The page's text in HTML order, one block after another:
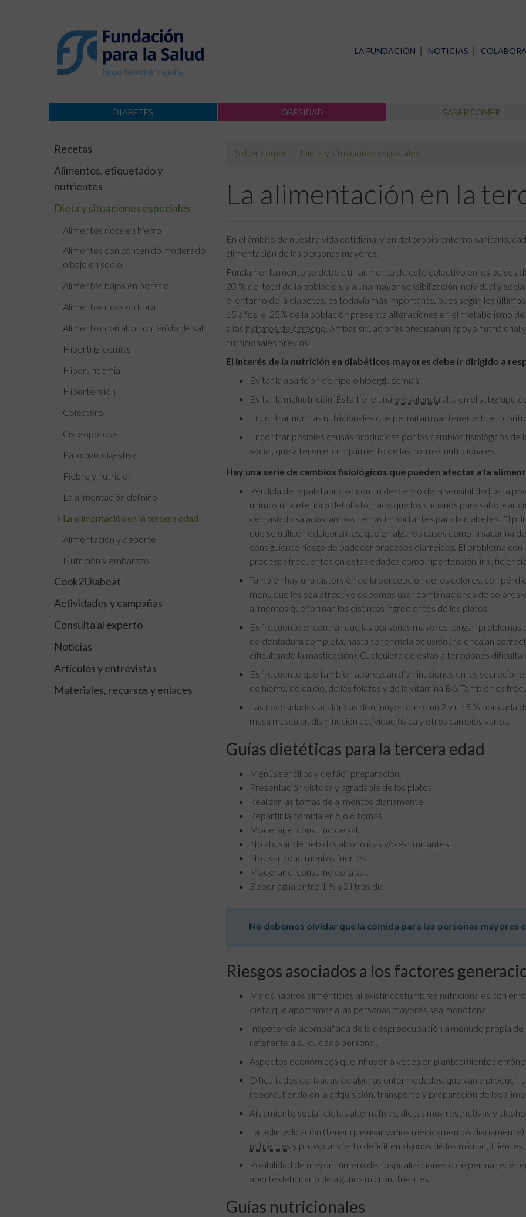
LA FUNDACIÓN NOTICIAS
DIABETES OBESIDAD SABER COMER
Recetas
Alimentos, etiquetado y
nutrientes
Dieta y situaciones especiales
Alimentos ricos en hierro
Alimentos con contenido moderado
o bajo en sodio
Alimentos bajos en potasio
Alimentos ricos en fibra
Alimentos con alto contenido de sal
Hipertriglicemias
Hiperuricemia
Hipertensión
Colesterol
Osteoporosis
Patología digestiva
Fiebre y nutrición
La alimentación del niño
La alimentación en la tercera edad
Alimentación y deporte
Nutrición y embarazo
Cook2Diabeat
Actividades y campañas
Consulta al experto
Noticias
Artículos y entrevistas
Materiales, recursos y enlaces
Saber comer Dieta y situaciones especiales
La alimentación en la
En el ámbito de nuestra vida cotidiana, y en del propio entorno sanitario,
alimentación de las personas mayores.
Fundamentalmente se debe a un aumento de este colectivo en los países
20 % del total de la población, y a una mayor sensibilización individual y
el entorno de la diabetes, es todavía más importante, pues según los
65 años, el 25% de la población presenta alteraciones en el metabolismo
a los hidratos de carbono. Ambas situaciones precisan un apoyo nutricional
nutricionales previos.
El interés de la nutrición en diabéticos mayores debe ir dirigido a
Evitar la aparición de hipo o hiperglucemias.
Evitar la malnutrición. Ésta tiene una prevalencia alta en el subgrupo
Encontrar normas nutricionales que permitan mantener el buen
Encontrar posibles causas producidas por los cambios fisiológicos
social, que alteren el cumplimiento de las normas nutricionales.
Hay una serie de cambios fisiológicos que pueden afectar a la
Pérdida de la palatabilidad con un descenso de la sensibilidad para
unimos un deterioro del olfato, hace que los ancianos para saborear
demasiado salados, ambos temas importantes para la diabetes. El
que se utilicen edulcorantes, que en algunos casos como la sacarina
consiguiente riesgo de padecer procesos diarreicos. El problema
procesos frecuentes en estas edades como hipertensión,
También hay una distorsión de la percepción de los colores, con
menú que les sea atractivo debemos usar combinaciones de colores
alimentos que forman los distintos ingredientes de los platos.
Es frecuente encontrar que las personas mayores tengan
de dentadura completa, hasta tener mala oclusión (no encajan
dificultando la masticación). Cualquiera de estas alteraciones
Es frecuente que también aparezcan disminuciones en las
de hierro, de calcio, de los folatos y de la vitamina B6. También es
Las necesidades acalóricas disminuyen entre un 2 y un 5 % por cada
masa muscular, disminución actividad física y otros cambios varios.
Guías dietéticas para la tercera edad
Menús sencillos y de fácil preparación.
Presentación vistosa y agradable de los platos.
Realizar las tomas de alimentos diariamente.
Repartir la comida en 5 o 6 tomas.
Moderar el consumo de sal.
No abusar de bebidas alcohólicas y/o estimulantes.
No usar condimentos fuertes.
Moderar el consumo de la sal.
Beber agua entre 1 ½ a 2 litros día.
No debemos olvidar que la comida para las personas mayores
Riesgos asociados a los factores
Malos hábitos alimenticios al existir costumbres nutricionales con
dieta que aportamos a las personas mayores sea monótona.
Inapetencia acompañada de la despreocupación a menudo propia
referente a su cuidado personal.
Aspectos económicos que influyen a veces en planteamientos
Dificultades derivadas de algunas enfermedades, que van a producir
repercutiendo en la adquisición, transporte y preparación de los
Aislamiento social, dietas alternativas, dietas muy restrictivas y
La polimedicación (tener que usar varios medicamentos
nutrientes y provocar cierto déficit en algunos de los micronutrientes.
Posibilidad de mayor número de hospitalizaciones o de permanecer
aporte deficitario de algunos micronutrientes.
Guías nutricionales